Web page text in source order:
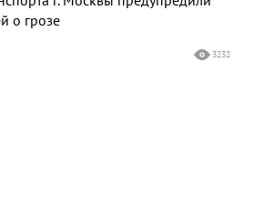
о грозе
3232